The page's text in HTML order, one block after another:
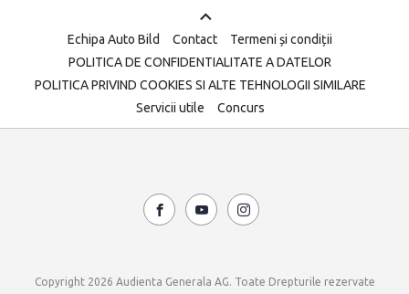
Echipa Auto Bild Contact
Termeni și condiții
POLITICA DE CONFIDENTIALITATE A DATELOR
POLITICA PRIVIND COOKIES SI ALTE TEHNOLOGII SIMILARE
Servicii utile
Concurs
Copyright 2026 Audienta Generala AG. Toate Drepturile rezervate